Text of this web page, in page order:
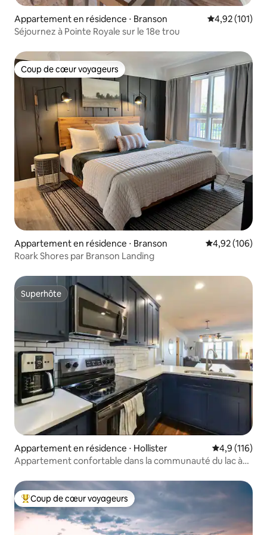
Appartement en résidence ⋅ Branson Évaluation
4,92 (101)
Séjournez à Pointe Royale sur le 18e trou
Coup de cœur voyageurs
Coup de cœur voyageurs
Appartement en résidence ⋅ Branson Évaluation
4,92 (106)
Roark Shores par Branson Landing
Superhôte
Superhôte
Appartement en résidence ⋅ Hollister Évaluation
4,9 (116)
Appartement confortable dans la communauté du lac à
Coups de cœur voyageurs les plus appréciés
Coup de cœur voyageurs